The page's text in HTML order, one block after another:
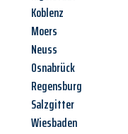
Koblenz
Moers
Neuss
Osnabrück
Regensburg
Salzgitter
Wiesbaden